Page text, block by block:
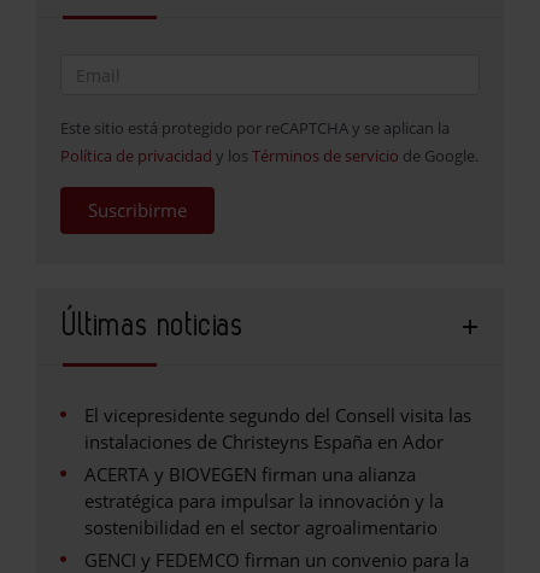
Este sitio está protegido por reCAPTCHA y se aplican la
Política de privacidad y los Términos de servicio de Google.
Suscribirme
Últimas noticias
El vicepresidente segundo del Consell visita las
instalaciones de Christeyns España en Ador
ACERTA y BIOVEGEN firman una alianza
estratégica para impulsar la innovación y la
sostenibilidad en el sector agroalimentario
GENCI y FEDEMCO firman un convenio para la